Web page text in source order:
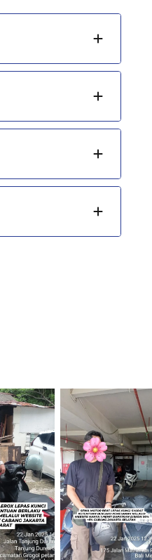
Jakarta
Cityplaza
Jatinegara
Gedung Parkir
P6A